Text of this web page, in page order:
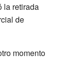
la retirada
de
momento